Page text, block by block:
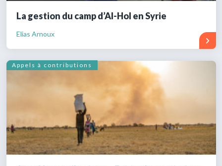
La gestion du camp d’Al-Hol en Syrie
Elias Arnoux
Appels à contributions